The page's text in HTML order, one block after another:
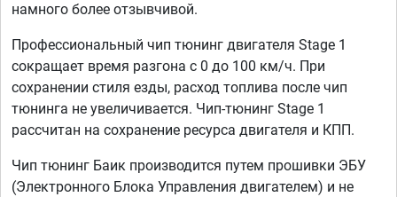
намного более отзывчивой.
Профессиональный чип тюнинг двигателя Stage 1
сокращает время разгона с 0 до 100 км/ч. При
сохранении стиля езды, расход топлива после чип
тюнинга не увеличивается. Чип-тюнинг Stage 1
рассчитан на сохранение ресурса двигателя и КПП.
Чип тюнинг Баик производится путем прошивки ЭБУ
(Электронного Блока Управления двигателем) и не